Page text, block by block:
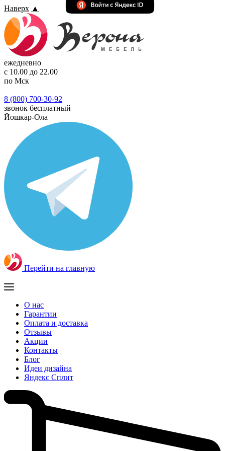
Наверх ▲
ежедневно
с 10.00 до 22.00
по Мск
8 (800) 700-30-92
звонок бесплатный
Йошкар-Ола
Перейти на главную
О нас
Гарантии
Оплата и доставка
Отзывы
Акции
Контакты
Блог
Идеи дизайна
Яндекс Сплит